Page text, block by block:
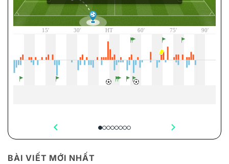
BÀI VIẾT MỚI NHẤT